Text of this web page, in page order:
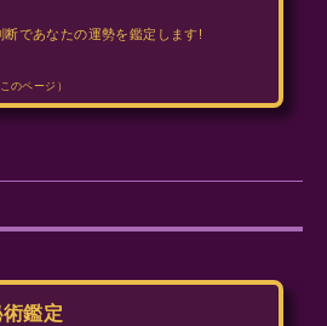
断であなたの運勢を鑑定します!
のページ）
鑑定